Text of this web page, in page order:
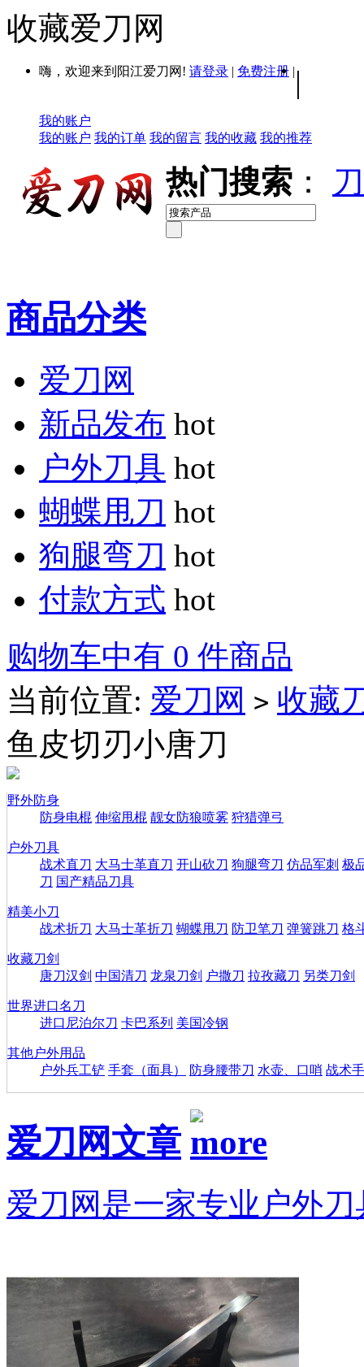
收藏爱刀网
嗨，欢迎来到阳江爱刀网! 请登录 | 免费注册 | |
我的账户
我的账户 我的订单 我的留言 我的收藏 我的推荐
热门搜索 ：
商品分类
爱刀网
新品发布 hot
户外刀具 hot
蝴蝶甩刀 hot
狗腿弯刀 hot
付款方式 hot
购物车中有 0 件商品
当前位置: 爱刀网 > 收藏
鱼皮切刃小唐刀
野外防身
防身电棍 伸缩甩棍 靓女防狼喷雾 狩猎弹弓
户外刀具
战术直刀 大马士革直刀 开山砍刀 狗腿弯刀 仿品军刺 极
刀 国产精品刀具
精美小刀
战术折刀 大马士革折刀 蝴蝶甩刀 防卫笔刀 弹簧跳刀 格
收藏刀剑
唐刀汉剑 中国清刀 龙泉刀剑 户撒刀 拉孜藏刀 另类刀剑
世界进口名刀
进口尼泊尔刀 卡巴系列 美国冷钢
其他户外用品
户外兵工铲 手套（面具） 防身腰带刀 水壶、口哨 战术
爱刀网文章
爱刀网是一家专业户外